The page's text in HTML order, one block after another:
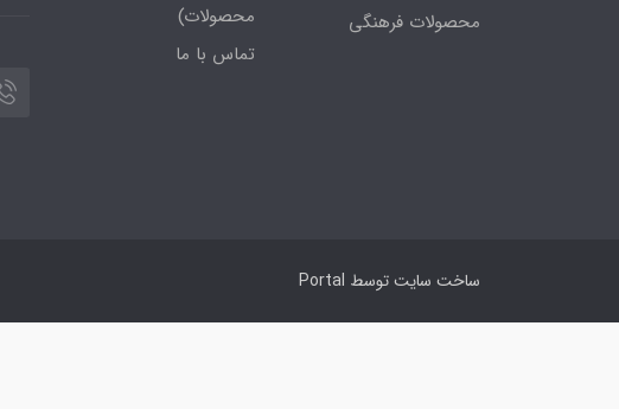
محصولات فرهنگی
محصولات)
تماس با ما
ساخت سایت توسط Portal